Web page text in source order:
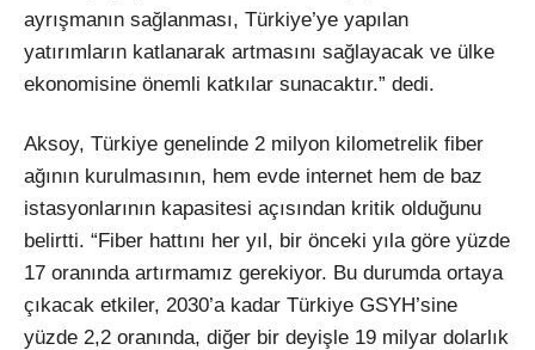
ayrışmanın sağlanması, Türkiye’ye yapılan
yatırımların katlanarak artmasını sağlayacak ve ülke
ekonomisine önemli katkılar sunacaktır.” dedi.
Aksoy, Türkiye genelinde 2 milyon kilometrelik fiber
ağının kurulmasının, hem evde internet hem de baz
istasyonlarının kapasitesi açısından kritik olduğunu
belirtti. “Fiber hattını her yıl, bir önceki yıla göre yüzde
17 oranında artırmamız gerekiyor. Bu durumda ortaya
çıkacak etkiler, 2030’a kadar Türkiye GSYH’sine
yüzde 2,2 oranında, diğer bir deyişle 19 milyar dolarlık